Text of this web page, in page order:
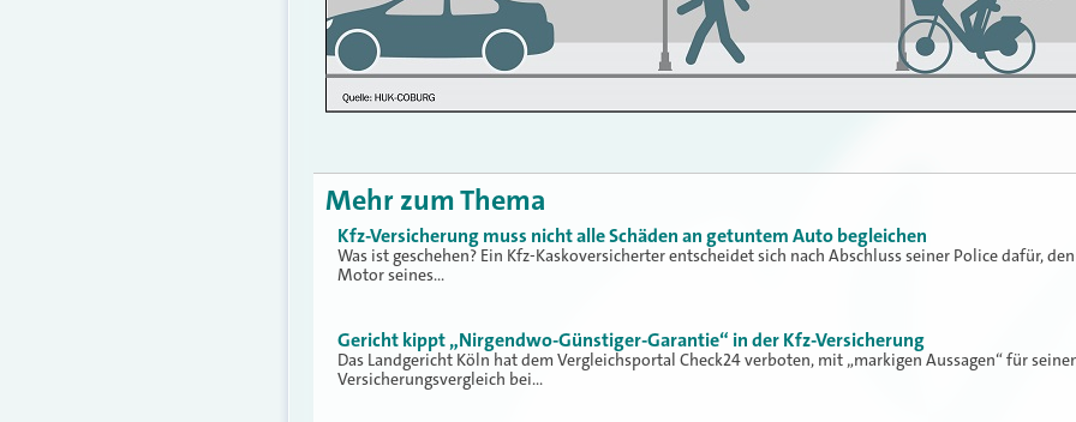
Mehr zum Thema
Kfz-Versicherung muss nicht alle Schäden an getuntem Auto begleichen
Was ist geschehen? Ein Kfz-Kaskoversicherter entscheidet sich nach Abschluss seiner Police dafür, den
Motor seines…
Gericht kippt „Nirgendwo-Günstiger-Garantie“ in der Kfz-Versicherung
Das Landgericht Köln hat dem Vergleichsportal Check24 verboten, mit „markigen Aussagen“ für
Versicherungsvergleich bei…